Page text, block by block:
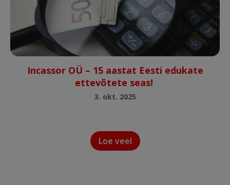
Incassor OÜ – 15 aastat Eesti edukate
ettevõtete seas!
3. okt. 2025
Loe veel